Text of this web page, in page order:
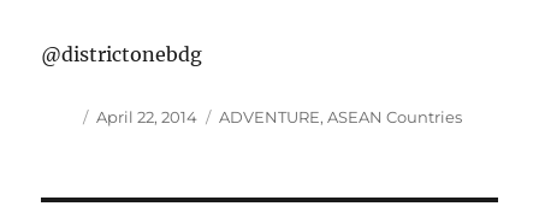
@districtonebdg
Author
Posted
April 22, 2014 Categories
ADVENTURE,ASEAN Countries